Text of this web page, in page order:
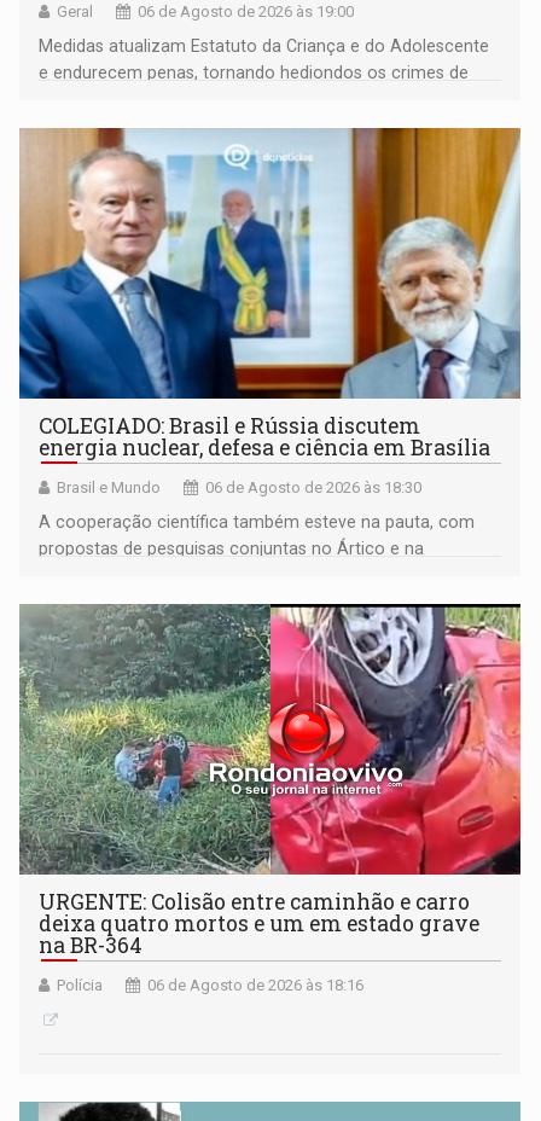
Geral 06 de Agosto de 2026 às 19:00
Medidas atualizam Estatuto da Criança e do Adolescente
e endurecem penas, tornando hediondos os crimes de
COLEGIADO: Brasil e Rússia discutem
energia nuclear, defesa e ciência em Brasília
Brasil e Mundo 06 de Agosto de 2026 às 18:30
A cooperação científica também esteve na pauta, com
propostas de pesquisas conjuntas no Ártico e na
URGENTE: Colisão entre caminhão e carro
deixa quatro mortos e um em estado grave
na BR-364
Polícia 06 de Agosto de 2026 às 18:16